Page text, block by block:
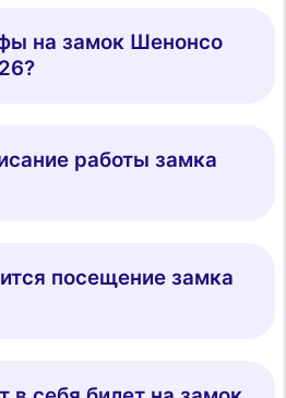
на замок Шенонсо
работы замка
посещение замка